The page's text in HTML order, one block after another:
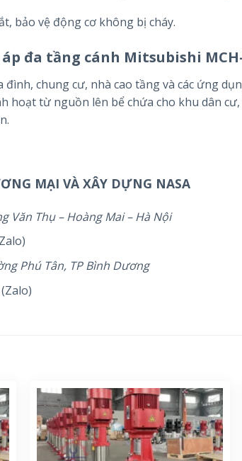
bảo vệ động cơ không bị cháy.
đa tầng cánh Mitsubishi MCH-
chung cư, nhà cao tầng và các ứng
hoạt từ nguồn lên bể chứa cho khu dân
MẠI VÀ XÂY DỰNG NASA
Văn Thụ – Hoàng Mai – Hà Nội
Phú Tân, TP Bình Dương